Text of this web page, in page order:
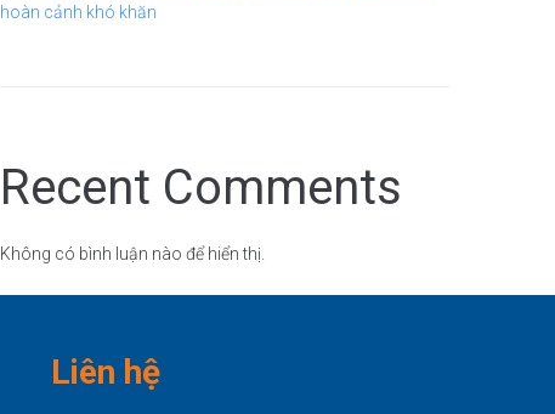
hoàn cảnh khó khăn
Recent Comments
Không có bình luận nào để hiển thị.
Liên hệ